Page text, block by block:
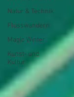
Natur & Technik
Flusswandern
Magic Winter
Kunst- und
Kultur